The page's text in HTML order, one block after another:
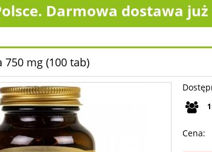
Darmowa dostawa już
750 mg (100 tab)
Cena: